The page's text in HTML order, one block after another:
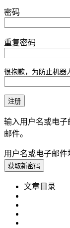
密码
重复密码
很抱歉，为防止机器
输入用户名或电
邮件。
用户名或电子邮件
文章目录